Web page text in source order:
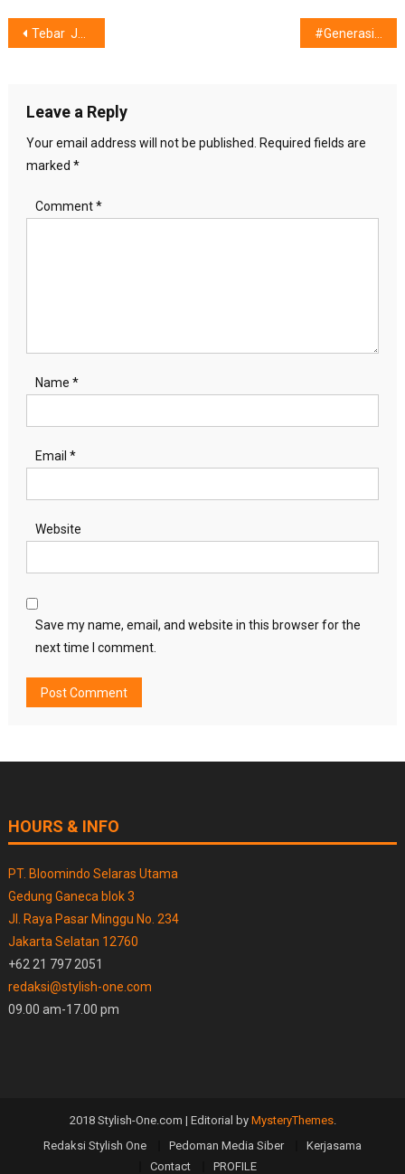
Post
Tebar Jajanan Bango : Di Ajang Moto GP Mandalika
Leave a Reply
Your email address will not be published.
Required fields are
marked *
Comment*
Name *
Email *
Website
Save my name, email, and website in this browser for the
next time I comment.
HOURS & INFO
PT. Bloomindo Selaras Utama
Gedung Ganeca blok 3
Jl. Raya Pasar Minggu No. 234
Jakarta Selatan 12760
+62 21 797 2051
redaksi@stylish-one.com
09.00 am-17.00 pm
2018 Stylish-One.com | Editorial by MysteryThemes.
Redaksi Stylish One
Pedoman Media Siber
Kerjasama
Contact
PROFILE